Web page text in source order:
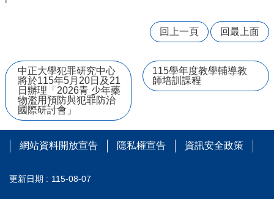
量
林
雲
端
程
回上一頁 回最上面
中正大學犯罪研究中心
將於115年5月20日及21
日辦理「2026青 少年藥
物濫用預防與犯罪防治
國際研討會」
115學年度教學輔導教
師培訓課程
網站資料開放宣告 隱私權宣告 資訊安全政策
更新日期 115-08-07